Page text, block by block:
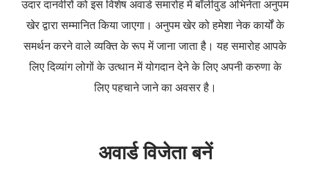
उदार दानवीरों को इस विशेष अवार्ड समारोह में बॉलीवुड अभिनेता अनुपम
खेर द्वारा सम्मानित किया जाएगा। अनुपम खेर को हमेशा नेक कार्यों के
समर्थन करने वाले व्यक्ति के रूप में जाना जाता है। यह समारोह आपके
लिए दिव्यांग लोगों के उत्थान में योगदान देने के लिए अपनी करुणा के
लिए पहचाने जाने का अवसर है।
अवार्ड विजेता बनें